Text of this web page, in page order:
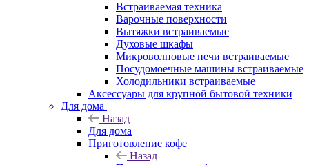
Встраиваемая техника
Варочные поверхности
Вытяжки встраиваемые
Духовые шкафы
Микроволновые печи встраиваемые
Посудомоечные машины встраиваемые
Холодильники встраиваемые
Аксессуары для крупной бытовой техники
Для дома
Назад
Для дома
Приготовление кофе
Назад